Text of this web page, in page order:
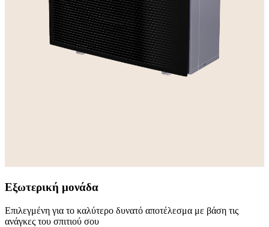
Εξωτερική μονάδα
Επιλεγμένη για το καλύτερο δυνατό αποτέλεσμα με βάση τις
ανάγκες του σπιτιού σου